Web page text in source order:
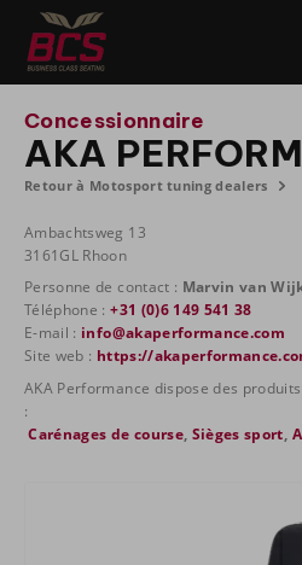
Concessionnaire
AKA
Retour à Motosport tuning dealers
Ambachtsweg 13
3161GL Rhoon
Personne de contact : Marvin van
Téléphone :+31 (0)6 149 541 38
E-mail : info@akaperformance.com
Site web : https://
AKA Performance dispose des
:
Carénages de course, Sièges sport